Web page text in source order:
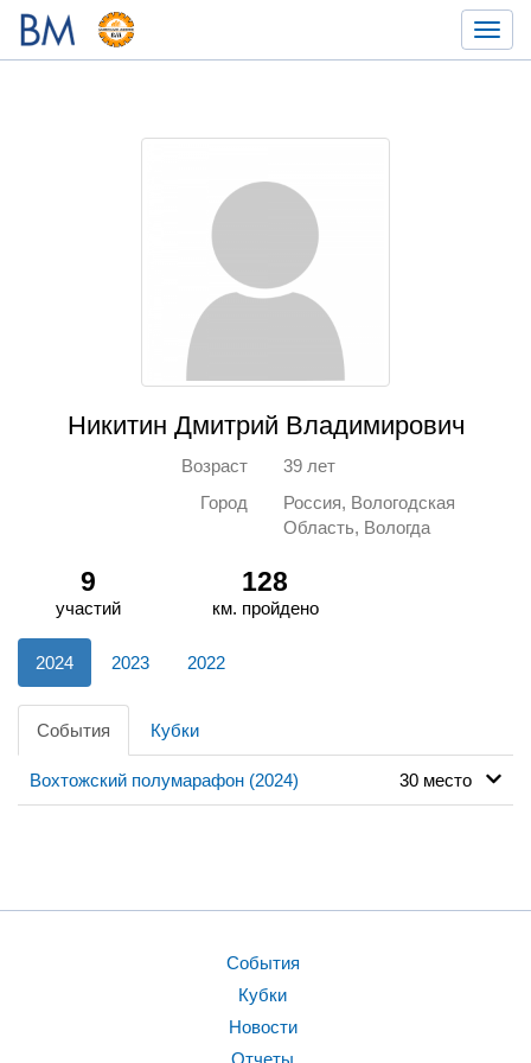
Никитин Дмитрий Владимирович
Возраст
39 лет
Город
Россия, Вологодская
Область, Вологда
9
участий
128
км. пройдено
2024 2023 2022
События Кубки
Вохтожский полумарафон (2024) 30 место
События
Кубки
Новости
Отчеты